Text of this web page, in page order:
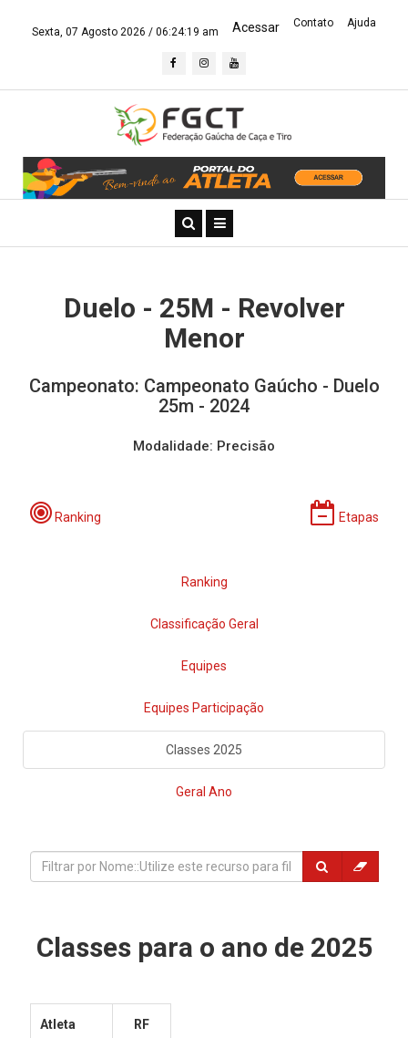
Sexta, 07 Agosto 2026 / 06:24:20 am Acessar Contato Ajuda
Duelo - 25M - Revolver
Menor
Campeonato: Campeonato Gaúcho - Duelo
25m - 2024
Modalidade: Precisão
Ranking Etapas
Ranking
Classificação Geral
Equipes
Equipes Participação
Classes 2025
Geral Ano
Classes para o ano de 2025
Atleta RF